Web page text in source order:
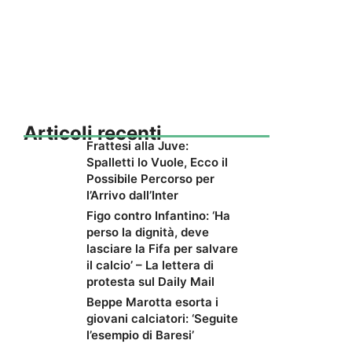
Articoli recenti
Frattesi alla Juve:
Spalletti lo Vuole, Ecco il
Possibile Percorso per
l’Arrivo dall’Inter
Figo contro Infantino: ‘Ha
perso la dignità, deve
lasciare la Fifa per salvare
il calcio’ – La lettera di
protesta sul Daily Mail
Beppe Marotta esorta i
giovani calciatori: ‘Seguite
l’esempio di Baresi’